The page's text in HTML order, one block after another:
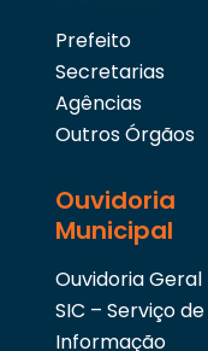
Prefeito
Secretarias
Agências
Outros Órgãos
Ouvidoria
Municipal
Ouvidoria Geral
SIC – Serviço de
Informação